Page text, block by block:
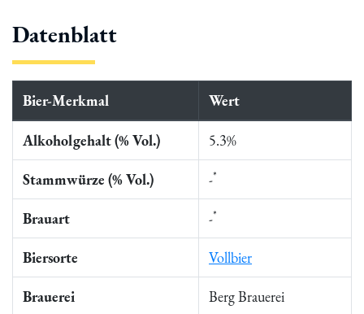
Datenblatt
Bier-Merkmal Wert
Alkoholgehalt (% Vol.) 5.3%
Stammwürze (% Vol.) -*
Brauart -*
Biersorte Vollbier
Brauerei Berg Brauerei